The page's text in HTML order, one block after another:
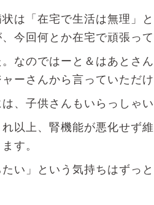
は「在宅で生活は無理」
今回何とか在宅で頑張っ
なのではーと＆はあとさ
ーさんから言っていただ
、子供さんもいらっしゃ
以上、腎機能が悪化せず
す。
たい」という気持ちはずっ